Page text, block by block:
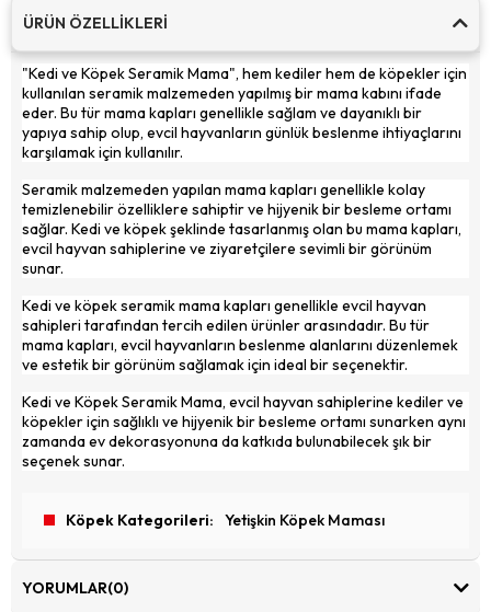
ÜRÜN ÖZELLIKLERI
"Kedi ve Köpek Seramik Mama", hem kediler hem de köpekler için
kullanılan seramik malzemeden yapılmış bir mama kabını ifade
eder. Bu tür mama kapları genellikle sağlam ve dayanıklı bir
yapıya sahip olup, evcil hayvanların günlük beslenme ihtiyaçlarını
karşılamak için kullanılır.
Seramik malzemeden yapılan mama kapları genellikle kolay
temizlenebilir özelliklere sahiptir ve hijyenik bir besleme ortamı
sağlar. Kedi ve köpek şeklinde tasarlanmış olan bu mama kapları,
evcil hayvan sahiplerine ve ziyaretçilere sevimli bir görünüm
sunar.
Kedi ve köpek seramik mama kapları genellikle evcil hayvan
sahipleri tarafından tercih edilen ürünler arasındadır. Bu tür
mama kapları, evcil hayvanların beslenme alanlarını düzenlemek
ve estetik bir görünüm sağlamak için ideal bir seçenektir.
Kedi ve Köpek Seramik Mama, evcil hayvan sahiplerine kediler ve
köpekler için sağlıklı ve hijyenik bir besleme ortamı sunarken aynı
zamanda ev dekorasyonuna da katkıda bulunabilecek şık bir
seçenek sunar.
Köpek Kategorileri Yetişkin Köpek Maması
YORUMLAR(0)